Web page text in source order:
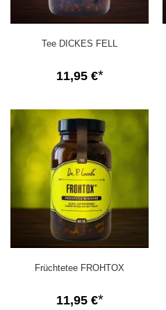
Tee DICKES FELL
11,95 €
Früchtetee FROHTOX
11,95 €